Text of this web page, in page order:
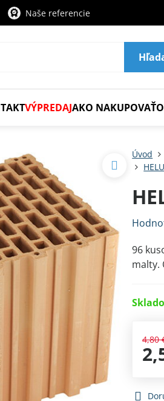
Naše referencie
VÝPREDAJAKO NAKUPOVAŤ
Úvod
96
malty.
4,80